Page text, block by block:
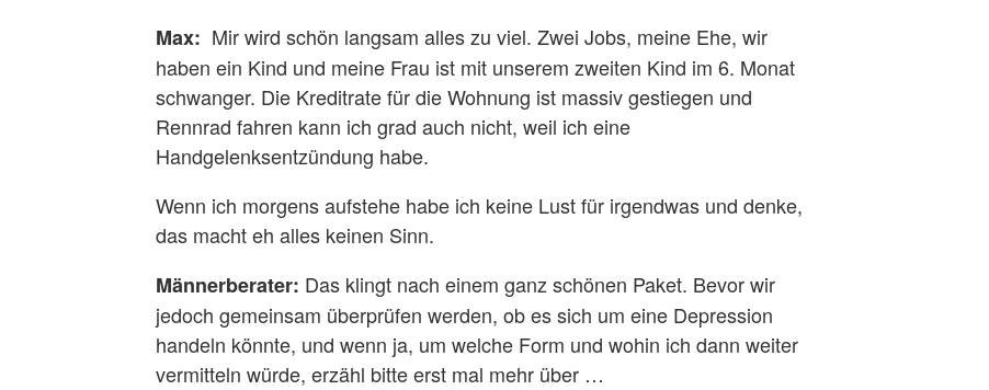
Max: Mir wird schön langsam alles zu viel. Zwei Jobs, meine Ehe, wir
haben ein Kind und meine Frau ist mit unserem zweiten Kind im 6. Monat
schwanger. Die Kreditrate für die Wohnung ist massiv gestiegen und
Rennrad fahren kann ich grad auch nicht, weil ich eine
Handgelenksentzündung habe.
Wenn ich morgens aufstehe habe ich keine Lust für irgendwas und denke,
das macht eh alles keinen Sinn.
Männerberater: Das klingt nach einem ganz schönen Paket. Bevor wir
jedoch gemeinsam überprüfen werden, ob es sich um eine Depression
handeln könnte, und wenn ja, um welche Form und wohin ich dann weiter
vermitteln würde, erzähl bitte erst mal mehr über …